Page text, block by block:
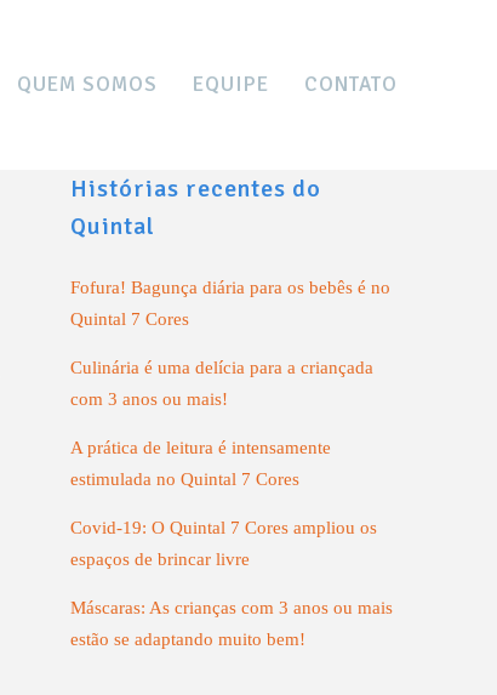
QUEM SOMOS EQUIPE CONTATO
Histórias recentes do
Quintal
Fofura! Bagunça diária para os bebês é no
Quintal 7 Cores
Culinária é uma delícia para a criançada
com 3 anos ou mais!
A prática de leitura é intensamente
estimulada no Quintal 7 Cores
Covid-19: O Quintal 7 Cores ampliou os
espaços de brincar livre
Máscaras: As crianças com 3 anos ou mais
estão se adaptando muito bem!